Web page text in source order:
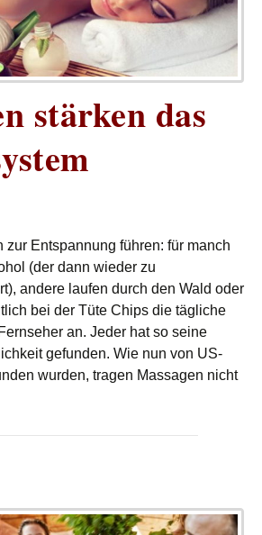
stärken das
Entspannung führen: für manch
(der dann wieder zu
andere laufen durch den Wald oder
bei der Tüte Chips die tägliche
an. Jeder hat so seine
gefunden. Wie nun von US-
wurden, tragen Massagen nicht
das Immunsystem